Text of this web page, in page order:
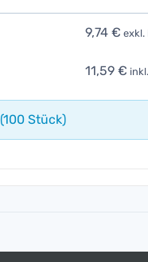
9,74 € exkl.
11,59 €
(100 Stück)